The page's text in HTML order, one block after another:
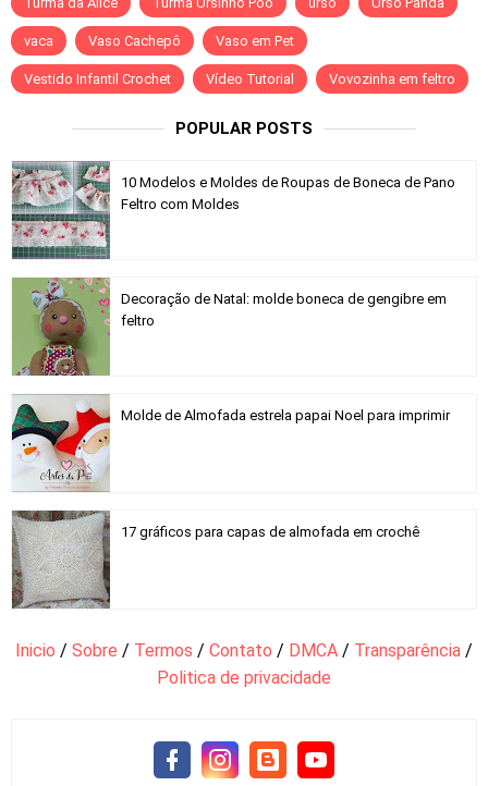
vaca Vaso Cachepô Vaso em Pet
Vestido Infantil Crochet Vídeo Tutorial Vovozinha em feltro
POPULAR POSTS
10 Modelos e Moldes de Roupas de Boneca de Pano
Feltro com Moldes
Decoração de Natal: molde boneca de gengibre em
feltro
Molde de Almofada estrela papai Noel para imprimir
17 gráficos para capas de almofada em crochê
Inicio / Sobre / Termos / Contato / DMCA / Transparência /
Politica de privacidade